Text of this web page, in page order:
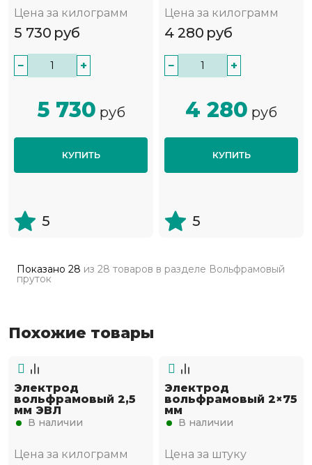
Цена за килограмм
5 730 руб
− +
5 730 руб
КУПИТЬ
5
Цена за килограмм
4 280 руб
− +
4 280 руб
КУПИТЬ
5
Показано 28 из 28 товаров в разделе Вольфрамовый
пруток
Похожие товары
Электрод
вольфрамовый 2,5
мм ЭВЛ
В наличии
Цена за килограмм
Электрод
вольфрамовый 2×75
мм
В наличии
Цена за штуку